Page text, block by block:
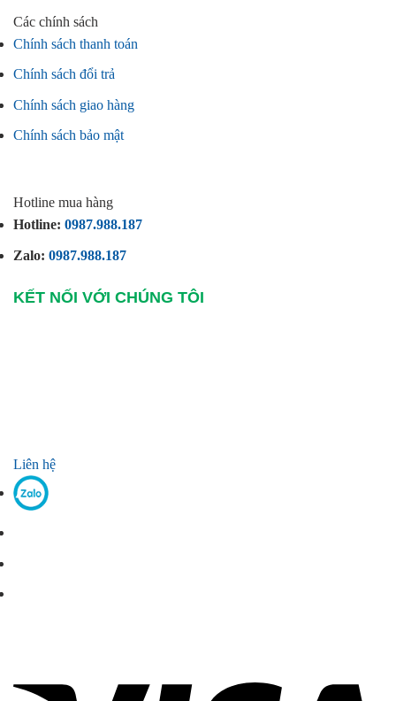
Các chính sách
Chính sách thanh toán
Chính sách đổi trả
Chính sách giao hàng
Chính sách bảo mật
Hotline mua hàng
Hotline: 0987.988.187
Zalo: 0987.988.187
KẾT NỐI VỚI CHÚNG TÔI
Liên hệ